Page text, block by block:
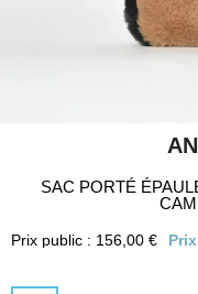
SAC PORTÉ
Prix public : 156,00 €